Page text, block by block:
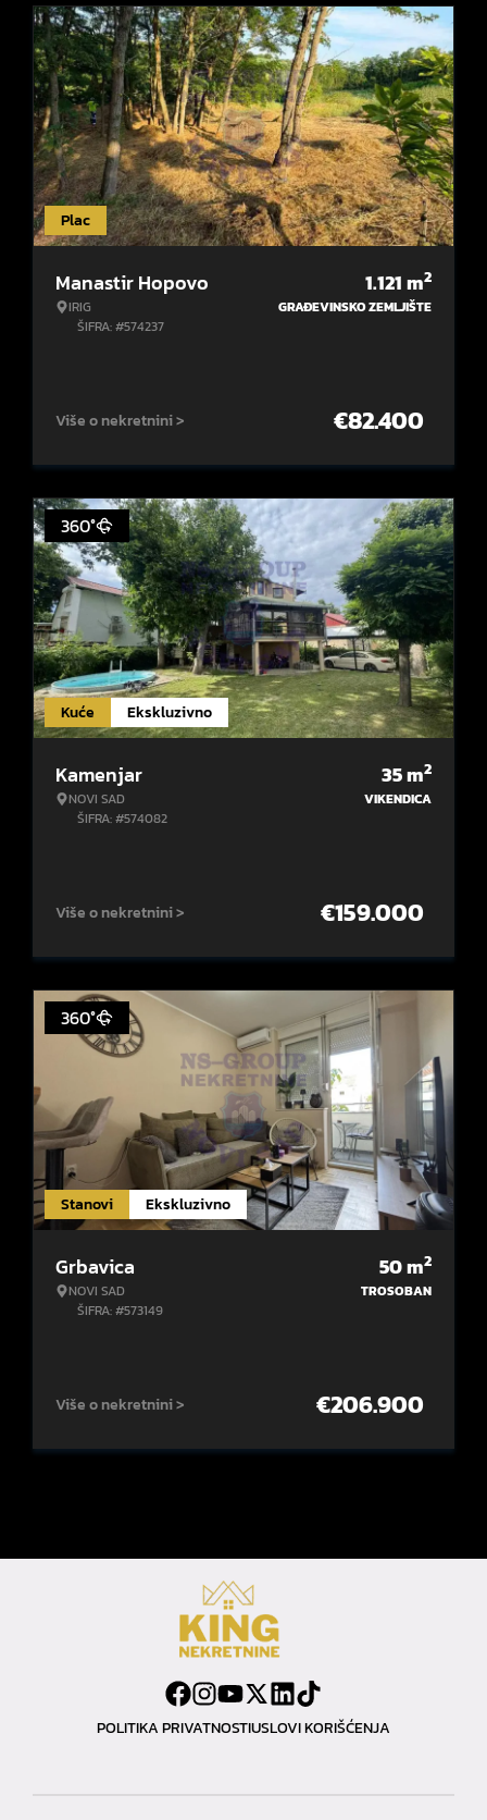
Plac
Manastir Hopovo
IRIG
ŠIFRA: #574237
1.121m2
GRAĐEVINSKO ZEMLJIŠTE
Više o nekretnini > €82.400
Kuće Ekskluzivno
360°
Kamenjar
NOVI SAD
ŠIFRA: #574082
35m2
VIKENDICA
Više o nekretnini > €159.000
Stanovi Ekskluzivno
360°
Grbavica
NOVI SAD
ŠIFRA: #573149
50m2
TROSOBAN
Više o nekretnini > €206.900
POLITIKA PRIVATNOSTIUSLOVI KORIŠĆENJA